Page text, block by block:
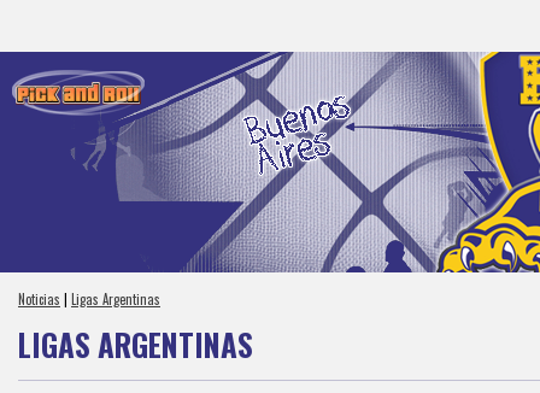
Noticias | Ligas Argentinas
LIGAS ARGENTINAS